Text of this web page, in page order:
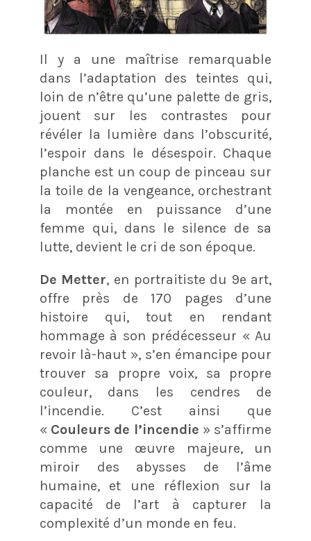
Il y a une maîtrise remarquable
dans l’adaptation des teintes qui,
loin de n’être qu’une palette de gris,
jouent sur les contrastes pour
révéler la lumière dans l’obscurité,
l’espoir dans le désespoir. Chaque
planche est un coup de pinceau sur
la toile de la vengeance, orchestrant
la montée en puissance d’une
femme qui, dans le silence de sa
lutte, devient le cri de son époque.
De Metter, en portraitiste du 9e art,
offre près de 170 pages d’une
histoire qui, tout en rendant
hommage à son prédécesseur « Au
revoir là-haut », s’en émancipe pour
trouver sa propre voix, sa propre
couleur, dans les cendres de
l’incendie. C’est ainsi que
« Couleurs de l’incendie » s’affirme
comme une œuvre majeure, un
miroir des abysses de l’âme
humaine, et une réflexion sur la
capacité de l’art à capturer la
complexité d’un monde en feu.